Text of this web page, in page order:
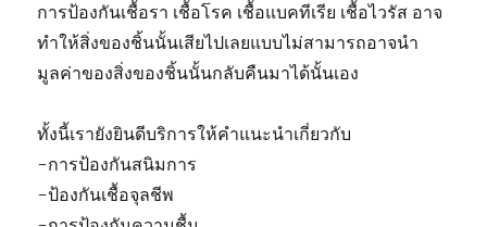
การป้องกันเชื้อรา เชื้อโรค เชื้อแบคทีเรีย เชื้อไวรัส อาจ
ทำให้สิ่งของชิ้นนั้นเสียไปเลยแบบไม่สามารถอาจนำ
มูลค่าของสิ่งของชิ้นนั้นกลับคืนมาได้นั้นเอง
ทั้งนี้เรายังยินดีบริการให้คำแนะนำเกี่ยวกับ
-การป้องกันสนิมการ
-ป้องกันเชื้อจุลชีพ